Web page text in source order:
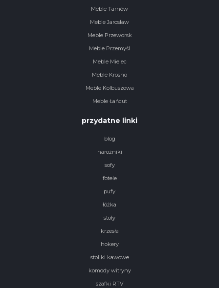
Meble Tarnów
Meble Jarosław
Meble Przeworsk
Meble Przemyśl
Meble Mielec
Meble Krosno
Meble Kolbuszowa
Meble Łańcut
przydatne linki
blog
narożniki
sofy
fotele
pufy
łóżka
stoły
krzesła
hokery
stoliki kawowe
komody witryny
szafki RTV